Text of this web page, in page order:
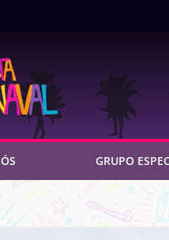
GRUPO